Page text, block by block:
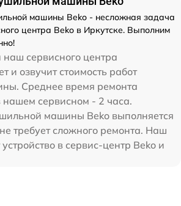
машины Beko - несложная задача
центра Beko в Иркутске. Выполним
сервисного центра
и озвучит стоимость работ
Среднее время ремонта
нашем сервисном - 2 часа.
машины Beko выполняется
требует сложного ремонта. Наш
в сервис-центр Beko и